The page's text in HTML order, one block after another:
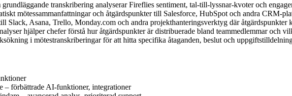
transkribering analyserar Fireflies sentiment, tal-till-lyssnar-kvoter och
mötessammanfattningar och åtgärdspunkter till Salesforce, HubSpot och andra CRM-
Slack, Asana, Trello, Monday.com och andra projekthanteringsverktyg där åtgärdspunkter
hjälper chefer förstå hur åtgärdspunkter är distribuerade bland teammedlemmar och
i mötestranskriberingar för att hitta specifika åtaganden, beslut och
– förbättrade AI-funktioner, integrationer